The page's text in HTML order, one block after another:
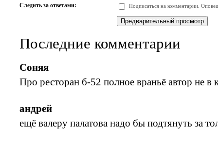
-
-
-
-
Следить за ответами: Подписаться на комментарии.
Последние комментарии
Соняя
Про ресторан б-52 полное враньё автор не в
андрей
ещё валеру палатова надо бы подтянуть за